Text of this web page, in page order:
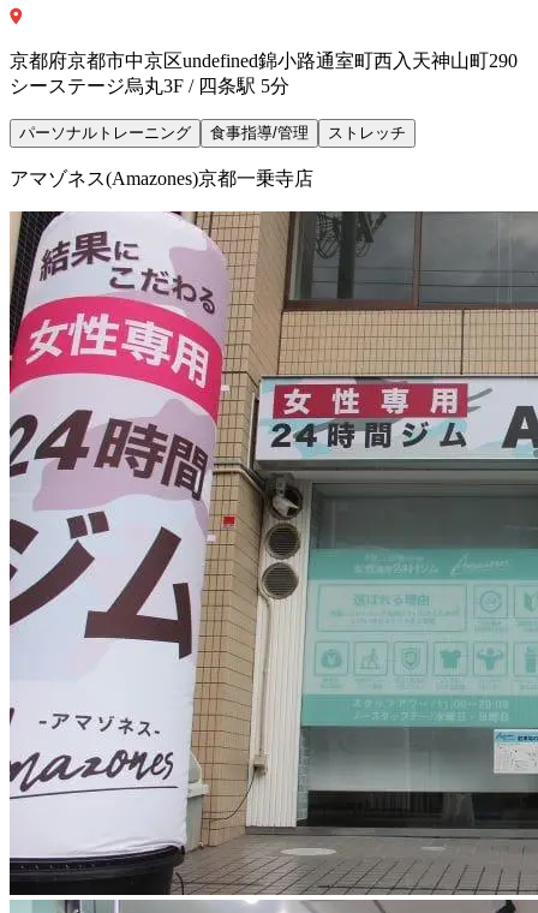
京都府京都市中京区undefined錦小路通室町西入天神山町290
シーステージ烏丸3F / 四条駅 5分
パーソナルトレーニング 食事指導/管理 ストレッチ
アマゾネス(Amazones)京都一乗寺店